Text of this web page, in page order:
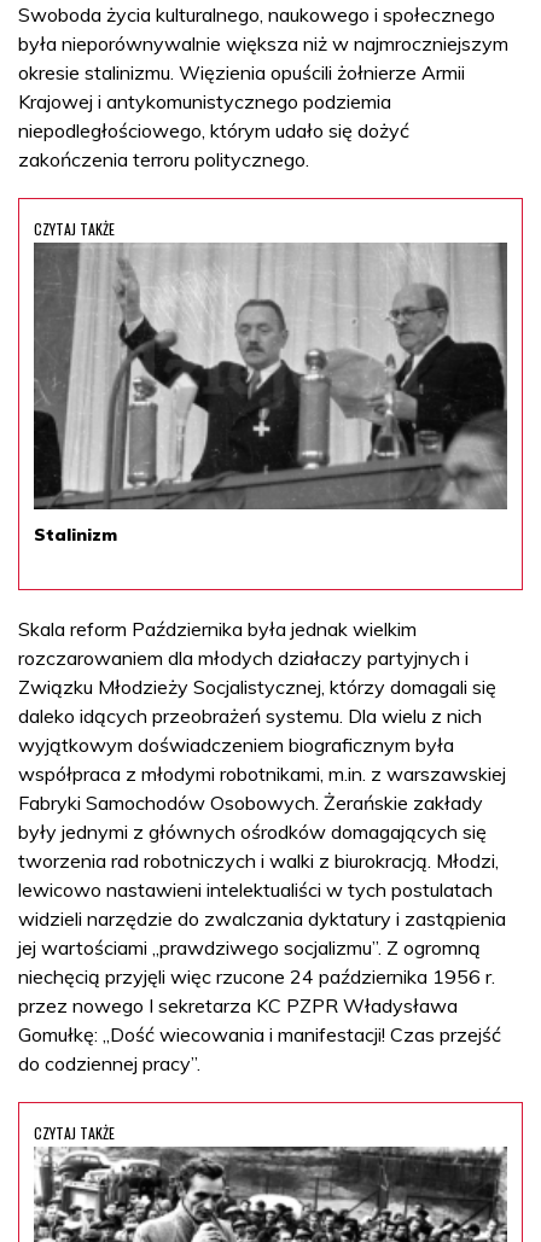
Swoboda życia kulturalnego, naukowego i społecznego
była nieporównywalnie większa niż w najmroczniejszym
okresie stalinizmu. Więzienia opuścili żołnierze Armii
Krajowej i antykomunistycznego podziemia
niepodległościowego, którym udało się dożyć
zakończenia terroru politycznego.
CZYTAJ TAKŻE
Stalinizm
Skala reform Października była jednak wielkim
rozczarowaniem dla młodych działaczy partyjnych i
Związku Młodzieży Socjalistycznej, którzy domagali się
daleko idących przeobrażeń systemu. Dla wielu z nich
wyjątkowym doświadczeniem biograficznym była
współpraca z młodymi robotnikami, m.in. z warszawskiej
Fabryki Samochodów Osobowych. Żerańskie zakłady
były jednymi z głównych ośrodków domagających się
tworzenia rad robotniczych i walki z biurokracją. Młodzi,
lewicowo nastawieni intelektualiści w tych postulatach
widzieli narzędzie do zwalczania dyktatury i zastąpienia
jej wartościami „prawdziwego socjalizmu”. Z ogromną
niechęcią przyjęli więc rzucone 24 października 1956 r.
przez nowego I sekretarza KC PZPR Władysława
Gomułkę: „Dość wiecowania i manifestacji! Czas przejść
do codziennej pracy”.
CZYTAJ TAKŻE